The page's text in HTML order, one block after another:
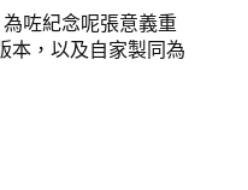
咗紀念呢張意義重
本，以及自家製同為